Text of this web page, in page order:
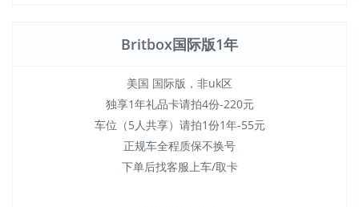
Britbox国际版1年
美国 国际版，非uk区
独享1年礼品卡请拍4份-220元
车位（5人共享）请拍1份1年-55元
正规车全程质保不换号
下单后找客服上车/取卡